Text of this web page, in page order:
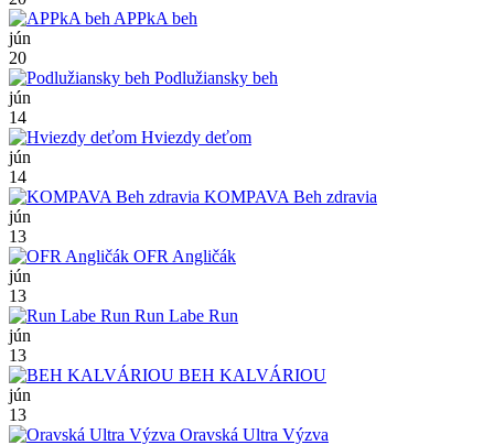
APPkA beh
jún
20
Podlužiansky beh
jún
14
Hviezdy deťom
jún
14
KOMPAVA Beh zdravia
jún
13
OFR Angličák
jún
13
Run Labe Run
jún
13
BEH KALVÁRIOU
jún
13
Oravská Ultra Výzva